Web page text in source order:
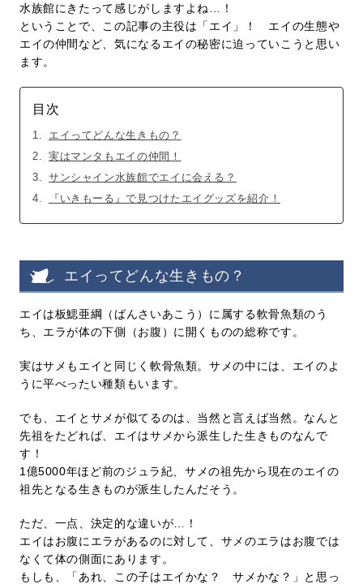
水族館にきたって感じがしますよね…！
ということで、この記事の主役は「エイ」！ エイの生態や
エイの仲間など、気になるエイの秘密に迫っていこうと思い
ます。
目次
エイってどんな生きもの？
実はマンタもエイの仲間！
サンシャイン水族館でエイに会える？
『いきもーる』で見つけたエイグッズを紹介！
エイってどんな生きもの？
エイは板鰓亜綱（ばんさいあこう）に属する軟骨魚類のう
ち、エラが体の下側（お腹）に開くものの総称です。
実はサメもエイと同じく軟骨魚類。サメの中には、エイのよ
うに平べったい種類もいます。
でも、エイとサメが似てるのは、当然と言えば当然。なんと
先祖をたどれば、エイはサメから派生した生きものなんで
す！
1億5000年ほど前のジュラ紀、サメの祖先から現在のエイの
祖先となる生きものが派生したんだそう。
ただ、一点、決定的な違いが…！
エイはお腹にエラがあるのに対して、サメのエラはお腹では
なくて体の側面にあります。
もしも、「あれ、この子はエイかな？ サメかな？」と思っ